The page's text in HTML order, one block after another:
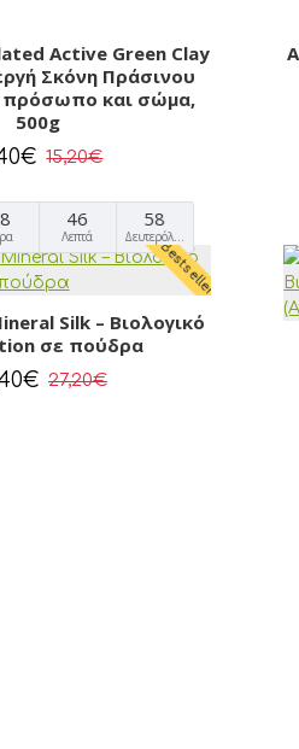
Active Green Clay
Σκόνη Πράσινου
πρόσωπο και σώμα,
500g
15,20€
Bestseller
46
Λεπτά
57
Δευτερόλεπτα
Silk – Βιολογικό
σε πούδρα
27,20€